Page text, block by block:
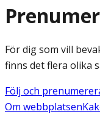
För dig som vill
finns det flera olika
Följ och
Om webbplatsen